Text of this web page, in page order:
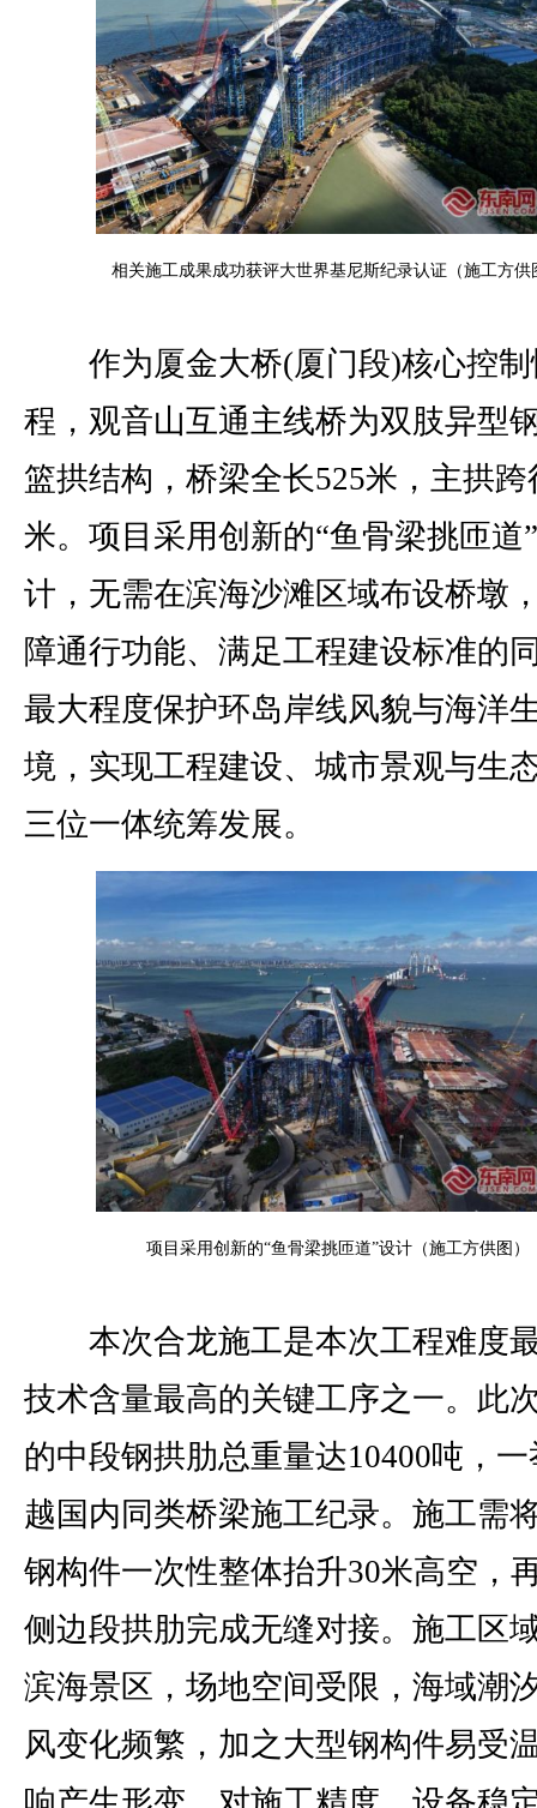
相关施工成果成功获评大世界基尼斯纪录认证（施工方供
作为厦金大桥(厦门段)核心控制
程，观音山互通主线桥为双肢异型
篮拱结构，桥梁全长525米，主拱跨
米。项目采用创新的“鱼骨梁挑匝道
计，无需在滨海沙滩区域布设桥墩
障通行功能、满足工程建设标准的
最大程度保护环岛岸线风貌与海洋
境，实现工程建设、城市景观与生
三位一体统筹发展。
项目采用创新的“鱼骨梁挑匝道”设计（施工方供图）
本次合龙施工是本次工程难度
技术含量最高的关键工序之一。此
的中段钢拱肋总重量达10400吨，
越国内同类桥梁施工纪录。施工需
钢构件一次性整体抬升30米高空，
侧边段拱肋完成无缝对接。施工区
滨海景区，场地空间受限，海域潮
风变化频繁，加之大型钢构件易受